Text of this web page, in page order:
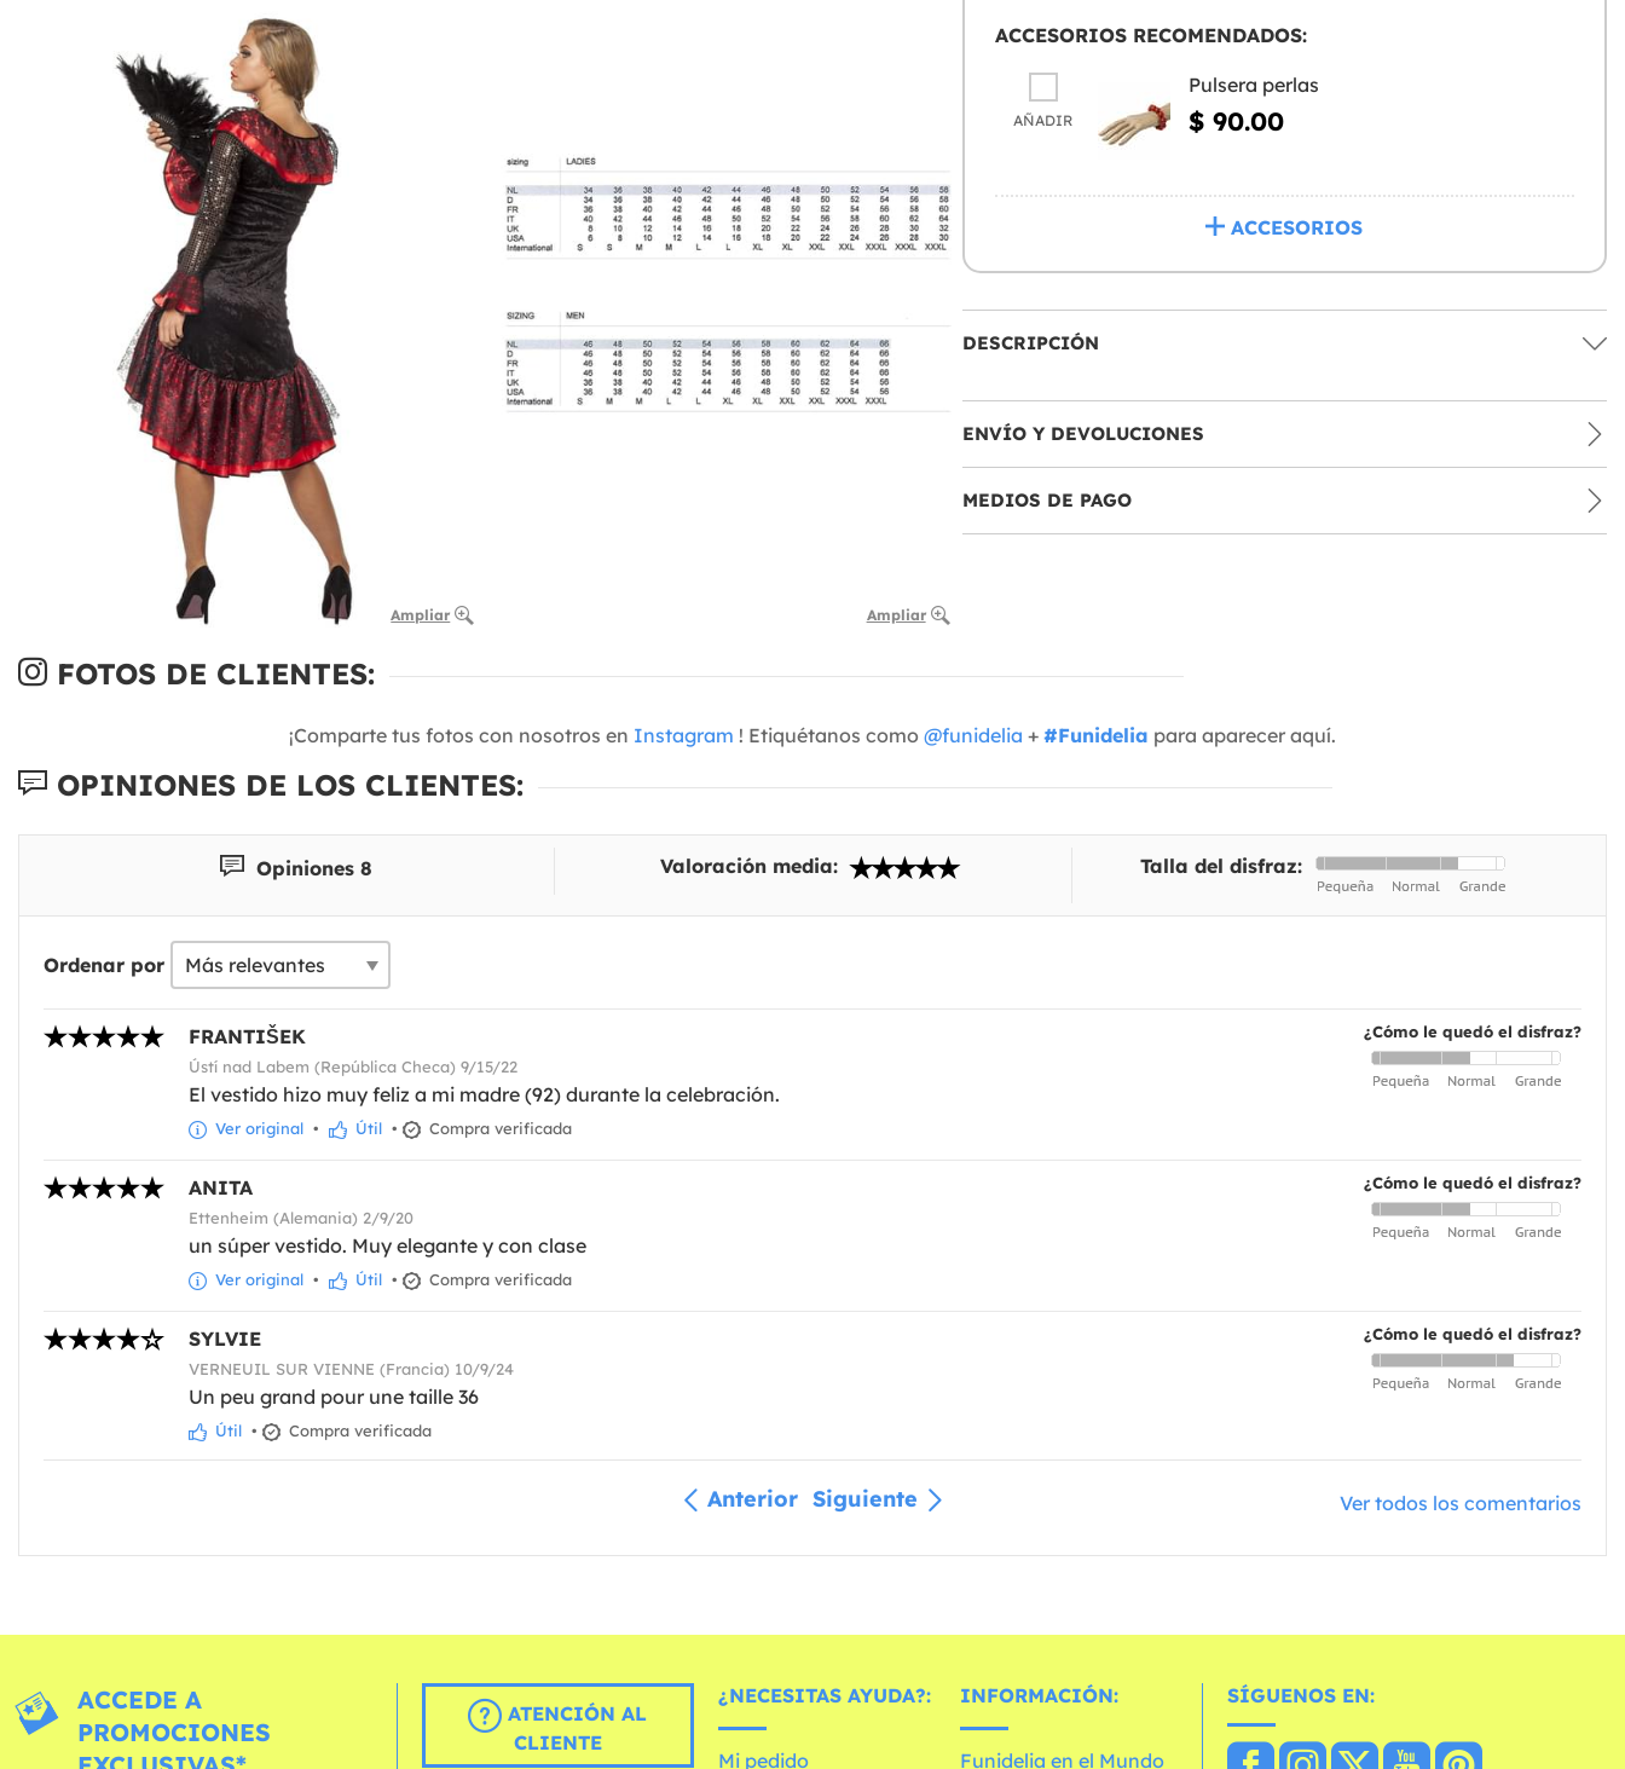
Ampliar Ampliar
ACCESORIOS RECOMENDADOS:
AÑADIR
Pulsera perlas
$ 90.00
ACCESORIOS
DESCRIPCIÓN
ENVÍO Y DEVOLUCIONES
MEDIOS DE PAGO
FOTOS DE CLIENTES:
¡Comparte tus fotos con nosotros en Instagram ! Etiquétanos como @funidelia + #Funidelia para aparecer aquí.
OPINIONES DE LOS CLIENTES:
Opiniones 8 Valoración media: Talla del disfraz:
Ordenar por
¿Cómo le quedó el disfraz?
FRANTIŠEK
Ústí nad Labem (República Checa) 9/15/22
El vestido hizo muy feliz a mi madre (92) durante la celebración.
Ver original • Útil • Compra verificada
¿Cómo le quedó el disfraz?
ANITA
Ettenheim (Alemania) 2/9/20
un súper vestido. Muy elegante y con clase
Ver original • Útil • Compra verificada
¿Cómo le quedó el disfraz?
SYLVIE
VERNEUIL SUR VIENNE (Francia) 10/9/24
Un peu grand pour une taille 36
Útil • Compra verificada
Anterior Siguiente Ver todos los comentarios
ACCEDE A
PROMOCIONES
ATENCIÓN AL
CLIENTE
¿NECESITAS AYUDA?:
Mi pedido
INFORMACIÓN:
Funidelia en el Mundo
SÍGUENOS EN: